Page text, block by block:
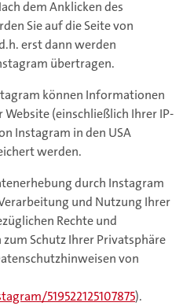
dem Anklicken des
Sie auf die Seite von
erst dann werden
übertragen.
können Informationen
(einschließlich Ihrer IP-
Instagram in den USA
werden.
durch Instagram
und Nutzung Ihrer
Rechte und
Schutz Ihrer Privatsphäre
von
519522125107875).